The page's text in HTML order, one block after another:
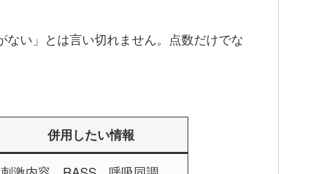
い」とは言い切れません。点数だけでな
併用したい情報